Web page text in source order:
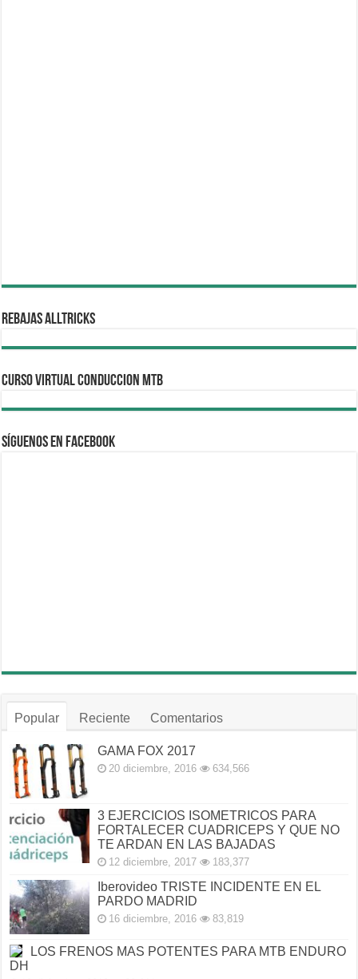
REBAJAS ALLTRICKS
CURSO VIRTUAL CONDUCCION MTB
Síguenos en Facebook
Popular Reciente Comentarios
GAMA FOX 2017
20 diciembre, 2016 634,566
3 EJERCICIOS ISOMETRICOS PARA
FORTALECER CUADRICEPS Y QUE NO
TE ARDAN EN LAS BAJADAS
12 diciembre, 2017 183,377
Iberovideo TRISTE INCIDENTE EN EL
PARDO MADRID
16 diciembre, 2016 83,819
LOS FRENOS MAS POTENTES PARA MTB ENDURO
DH